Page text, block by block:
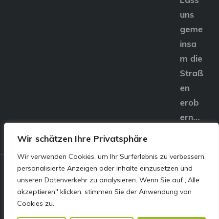
Wir schätzen Ihre Privatsphäre
Wir verwenden Cookies, um Ihr Surferlebnis zu verbessern,
personalisierte Anzeigen oder Inhalte einzusetzen und
unseren Datenverkehr zu analysieren. Wenn Sie auf „Alle
akzeptieren" klicken, stimmen Sie der Anwendung von
Cookies zu.
uns
geme
insa
m die
Straß
en
erob
ern…
© E&S Motors GmbH,
Linzer Straße 83 4240
Freistadt